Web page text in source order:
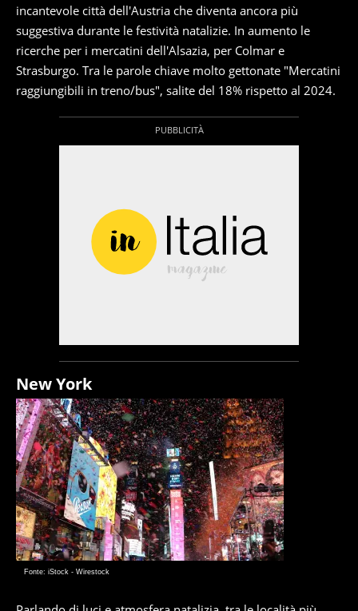
incantevole città dell'Austria che diventa ancora più
suggestiva durante le festività natalizie. In aumento le
ricerche per i mercatini dell'Alsazia, per Colmar e
Strasburgo. Tra le parole chiave molto gettonate "Mercatini
raggiungibili in treno/bus", salite del 18% rispetto al 2024.
New York
Fonte: iStock - Wirestock